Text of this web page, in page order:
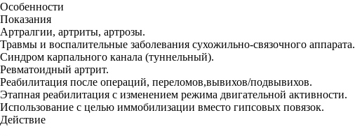
Особенности
Показания
Артралгии, артриты, артрозы.
Травмы и воспалительные заболевания сухожильно-связочного аппарата.
Синдром карпального канала (туннельный).
Ревматоидный артрит.
Реабилитация после операций, переломов,вывихов/подвывихов.
Этапная реабилитация с изменением режима двигательной активности.
Использование с целью иммобилизации вместо гипсовых повязок.
Действие